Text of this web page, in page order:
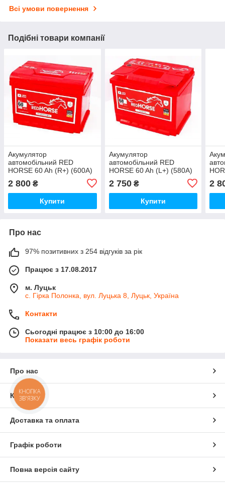
Всі умови повернення
Подібні товари компанії
Акумулятор
автомобільний RED
HORSE 60 Ah (R+) (600А)
2 800 ₴
Купити
Акумулятор
автомобільний RED
HORSE 60 Ah (L+) (580А)
2 750₴
Купити
2
Про нас
97% позитивних з 254 відгуків за рік
Працює з 17.08.2017
м. Луцьк
с. Гірка Полонка, вул. Луцька 8, Луцьк, Україна
Контакти
Сьогодні працює з 10:00 до 16:00
Показати весь графік роботи
Про нас
Контакти
Доставка та оплата
Графік роботи
Повна версія сайту
КНОПКА
ЗВ'ЯЗКУ